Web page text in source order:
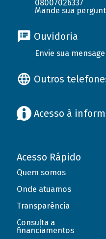
08007026337
Mande sua
Ouvidoria
Envie sua
Outros
Acesso à
Acesso Rápido
Quem somos
Onde atuamos
Transparência
Consulta a
financiamentos